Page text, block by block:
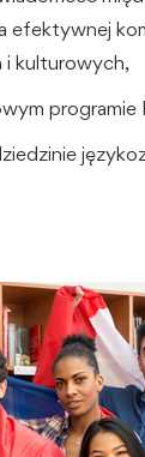
efektywnej
i kulturowych,
programie